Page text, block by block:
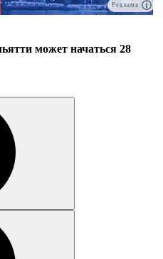
Реклама
может начаться 28